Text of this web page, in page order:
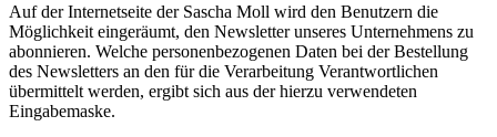
Auf der Internetseite der Sascha Moll wird den Benutzern die
Möglichkeit eingeräumt, den Newsletter unseres Unternehmens zu
abonnieren. Welche personenbezogenen Daten bei der Bestellung
des Newsletters an den für die Verarbeitung Verantwortlichen
übermittelt werden, ergibt sich aus der hierzu verwendeten
Eingabemaske.